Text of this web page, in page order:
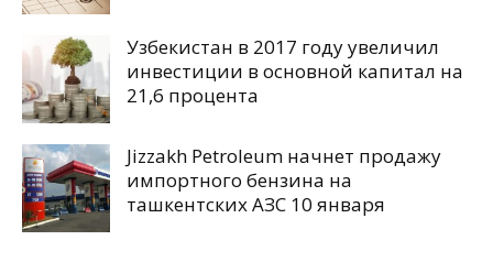
Узбекистан в 2017 году увеличил
инвестиции в основной капитал на
21,6 процента
Jizzakh Petroleum начнет продажу
импортного бензина на
ташкентских АЗС 10 января